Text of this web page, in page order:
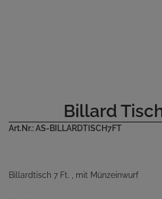
Billard
Art.Nr.: AS-BILLARDTISCH7FT
Billardtisch 7 Ft. , mit Münzeinwurf